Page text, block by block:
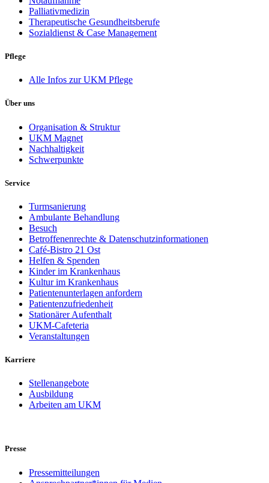
Palliativmedizin
Therapeutische Gesundheitsberufe
Sozialdienst & Case Management
Pflege
Alle Infos zur UKM Pflege
Über uns
Organisation & Struktur
UKM Magnet
Nachhaltigkeit
Schwerpunkte
Service
Turmsanierung
Ambulante Behandlung
Besuch
Betroffenenrechte & Datenschutzinformationen
Café-Bistro 21 Ost
Helfen & Spenden
Kinder im Krankenhaus
Kultur im Krankenhaus
Patientenunterlagen anfordern
Patientenzufriedenheit
Stationärer Aufenthalt
UKM-Cafeteria
Veranstaltungen
Karriere
Stellenangebote
Ausbildung
Arbeiten am UKM
Presse
Pressemitteilungen